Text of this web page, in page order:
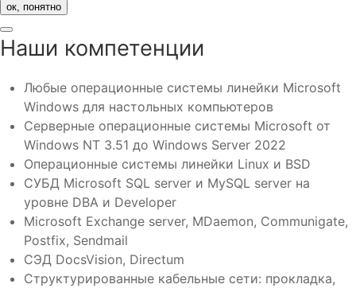
ок, понятно
Наши компетенции
Любые операционные системы линейки Microsoft
Windows для настольных компьютеров
Серверные операционные системы Microsoft от
Windows NT 3.51 до Windows Server 2022
Операционные системы линейки Linux и BSD
СУБД Microsoft SQL server и MySQL server на
уровне DBA и Developer
Microsoft Exchange server, MDaemon, Communigate,
Postfix, Sendmail
СЭД DocsVision, Directum
Структурированные кабельные сети: прокладка,